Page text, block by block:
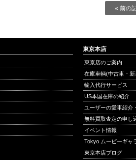
« 前の
東京本店
東京店のご案内
在庫車輌(中古車・
輸入代行サービス
US本国在庫の紹介
ユーザーの愛車紹介
無料買取査定の申し
イベント情報
Tokyo ムービーギャ
東京本店ブログ